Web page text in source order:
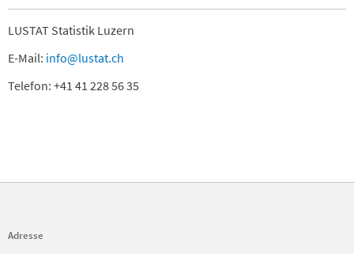
LUSTAT Statistik Luzern
E-Mail: info@lustat.ch
Telefon: +41 41 228 56 35
Adresse